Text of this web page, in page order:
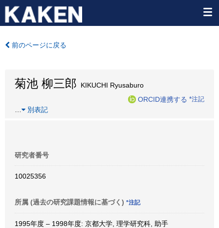
前のページに戻る
菊池 柳三郎 KIKUCHI Ryusaburo
ORCID連携する *注記
別表記
研究者番号
10025356
所属 (過去の研究課題情報に基づく) *注記
1995年度 – 1998年度: 京都大学, 理学研究科, 助手